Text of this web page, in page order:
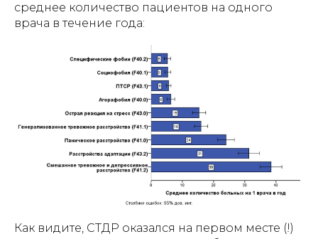
среднее количество пациентов на одного
врача в течение года:
Как видите, СТДР оказался на первом месте (!)